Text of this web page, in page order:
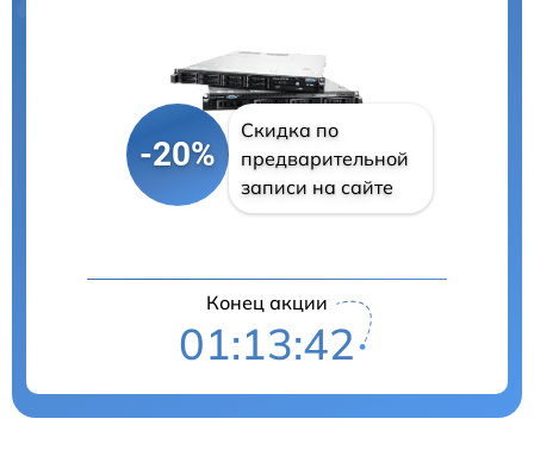
-20%
Скидка по
предварительной
записи на сайте
Конец акции
01:13:41